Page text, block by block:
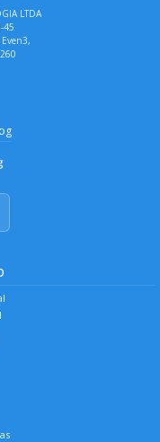
LTDA
45